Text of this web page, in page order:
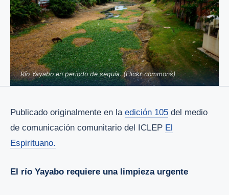
Río Yayabo en periodo de sequía. (Flickr commons)
Publicado originalmente en la edición 105 del medio
de comunicación comunitario del ICLEP El
Espirituano.
El río Yayabo requiere una limpieza urgente